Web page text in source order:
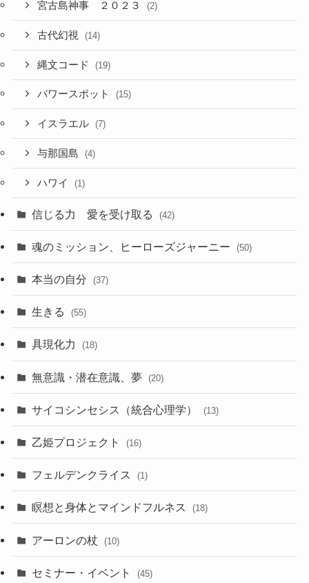
宮古島神事 ２０２３ (2)
古代幻視 (14)
縄文コード (19)
パワースポット (15)
イスラエル (7)
与那国島 (4)
ハワイ (1)
信じる力 愛を受け取る (42)
魂のミッション、ヒーローズジャーニー (50)
本当の自分 (37)
生きる (55)
具現化力 (18)
無意識・潜在意識、夢 (20)
サイコシンセシス（統合心理学） (13)
乙姫プロジェクト (16)
フェルデンクライス (1)
瞑想と身体とマインドフルネス (18)
アーロンの杖 (10)
セミナー・イベント (45)